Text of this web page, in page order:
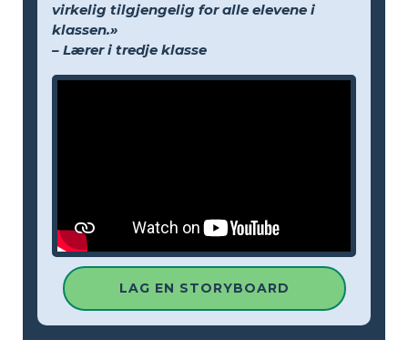
virkelig tilgjengelig for alle elevene i
klassen.»
– Lærer i tredje klasse
LAG EN STORYBOARD